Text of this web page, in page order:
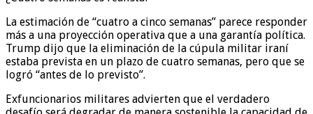
La estimación de “cuatro a cinco semanas” parece responder
más a una proyección operativa que a una garantía política.
Trump dijo que la eliminación de la cúpula militar iraní
estaba prevista en un plazo de cuatro semanas, pero que se
logró “antes de lo previsto”.
Exfuncionarios militares advierten que el verdadero